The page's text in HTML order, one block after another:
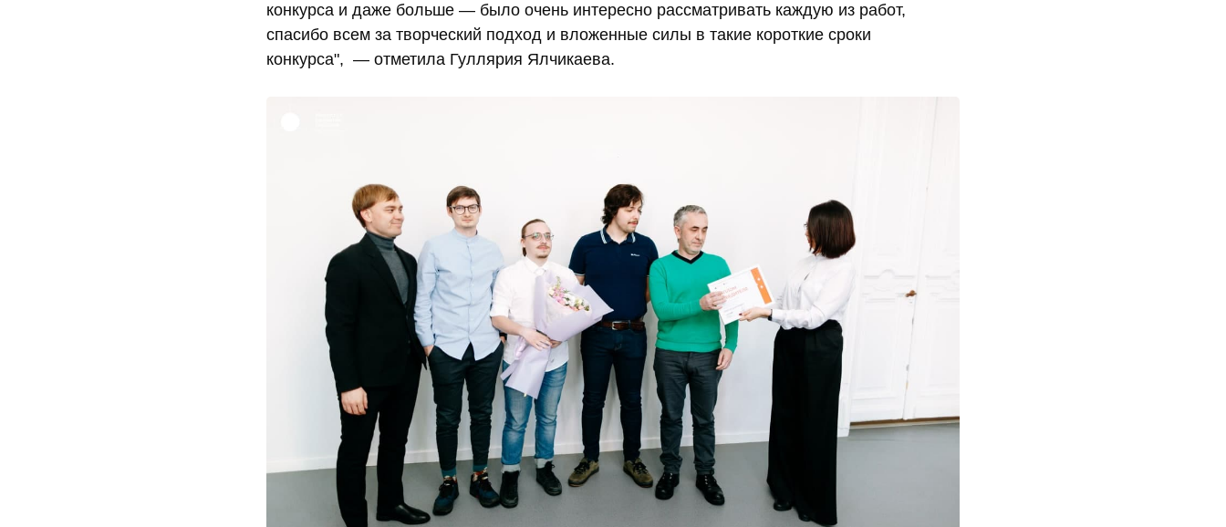
конкурса и даже больше — было очень интересно рассматривать каждую из работ,
спасибо всем за творческий подход и вложенные силы в такие короткие сроки
конкурса", — отметила Гуллярия Ялчикаева.